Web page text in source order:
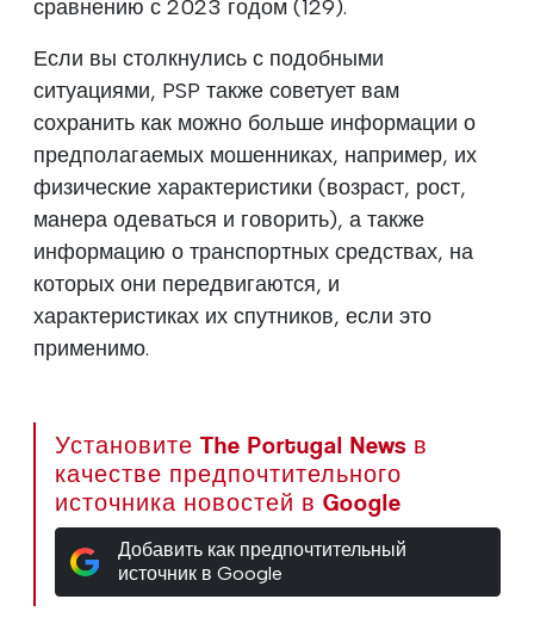
сравнению с 2023 годом (129).
Если вы столкнулись с подобными
ситуациями, PSP также советует вам
сохранить как можно больше информации о
предполагаемых мошенниках, например, их
физические характеристики (возраст, рост,
манера одеваться и говорить), а также
информацию о транспортных средствах, на
которых они передвигаются, и
характеристиках их спутников, если это
применимо.
Установите The Portugal News в
качестве предпочтительного
источника новостей в Google
Добавить как предпочтительный
источник в Google